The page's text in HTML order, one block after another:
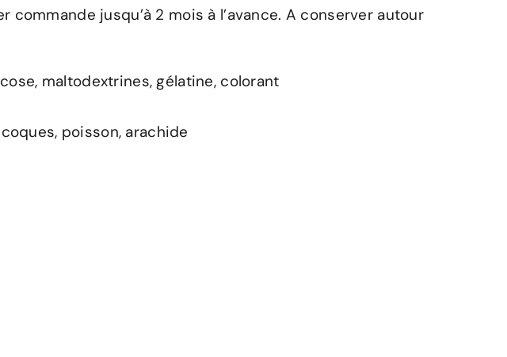
jusqu’à 2 mois à l’avance. A conserver autour
maltodextrines, gélatine, colorant
poisson, arachide